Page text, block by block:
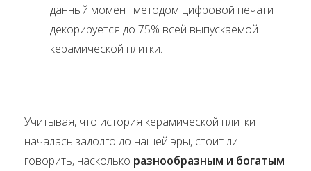
данный момент методом цифровой печати
декорируется до 75% всей выпускаемой
керамической плитки.
Учитывая, что история керамической плитки
началась задолго до нашей эры, стоит ли
говорить, насколько разнообразным и богатым